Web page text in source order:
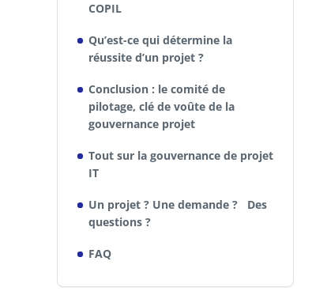
COPIL
Qu’est-ce qui détermine la
réussite d’un projet ?
Conclusion : le comité de
pilotage, clé de voûte de la
gouvernance projet
Tout sur la gouvernance de projet
IT
Un projet ? Une demande ? Des
questions ?
FAQ